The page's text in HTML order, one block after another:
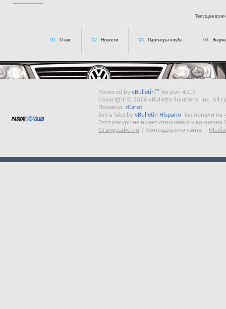
---------------
Текущее
01. О нас 02. Новости 03. Партнеры клуба 04.
Powered by vBulletin™ Version 4.0.3
Copyright © 2026 vBulletin Solutions, Inc. All
Перевод: zCarot
Extra Tabs by vBulletin Hispano
Вы попали на
Этот ресурс не имеет отношения к концерну
OrangeLabel.ru
Техподдержка сайта --